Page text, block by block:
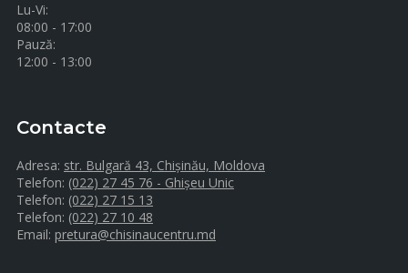
Lu-Vi:
08:00 - 17:00
Pauză:
12:00 - 13:00
Contacte
Adresa: str. Bulgară 43, Chișinău, Moldova
Telefon: (022) 27 45 76 - Ghișeu Unic
Telefon: (022) 27 15 13
Telefon: (022) 27 10 48
Email: pretura@chisinaucentru.md